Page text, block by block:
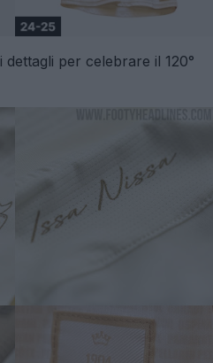
per celebrare il 120°